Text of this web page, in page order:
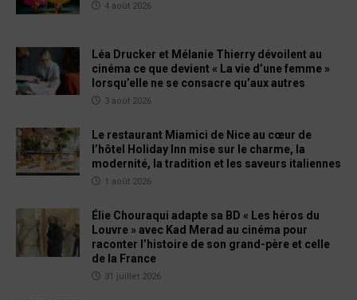
4 août 2026
Léa Drucker et Mélanie Thierry dévoilent au
cinéma ce que devient « La vie d’une femme »
lorsqu’elle ne se consacre qu’aux autres
3 août 2026
Le restaurant Miamici de Nice au cœur de
l’hôtel Holiday Inn mise sur le charme, la
modernité, la tradition et les saveurs italiennes
1 août 2026
Élie Chouraqui adapte sa BD « Les héros du
Louvre » avec Kad Merad au cinéma pour
raconter l’histoire de son grand-père et celle
de la France
31 juillet 2026